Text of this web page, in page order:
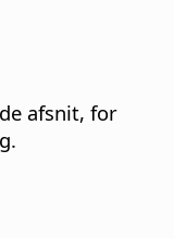
afsnit, for